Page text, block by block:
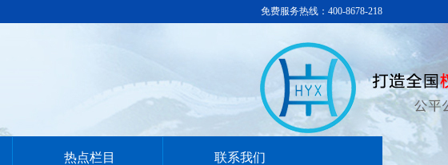
免费服务热线：400-8678-218
热点栏目 联系我们